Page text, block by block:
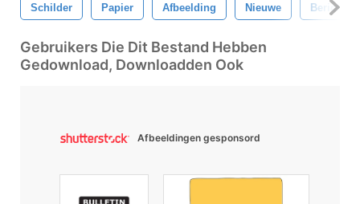
Schilder Papier Afbeelding Nieuwe Bericht
Gebruikers Die Dit Bestand Hebben
Gedownload, Downloadden Ook
Afbeeldingen gesponsord